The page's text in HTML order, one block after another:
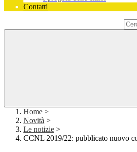
Contatti
Home >
Novità >
Le notizie >
CCNL 2019/22: pubblicato nuovo